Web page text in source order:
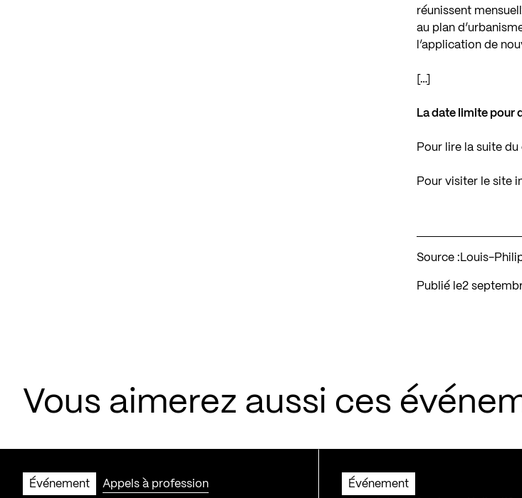
réunissent
au plan
l’application de
[…]
La date limite pour
Pour lire la suite
Pour visiter le site
Source : Louis-
Publié le 2
Vous aimerez aussi ces
Événement Appels à profession
Événement